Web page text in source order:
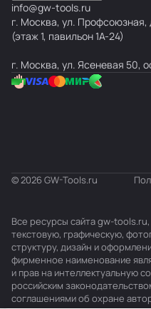
info@gw-tools.ru
г. Москва, ул.
(этаж 1, павильон 1А-24)
г. Москва, ул. Ясеневая 50,
© 2026 GW-Tools.ru
Все ресурсы сайта gw-
текстовую, графическую,
структуру, дизайн и
фирменное наименование
и прав на интеллектуальную
российским
соглашениями об охране